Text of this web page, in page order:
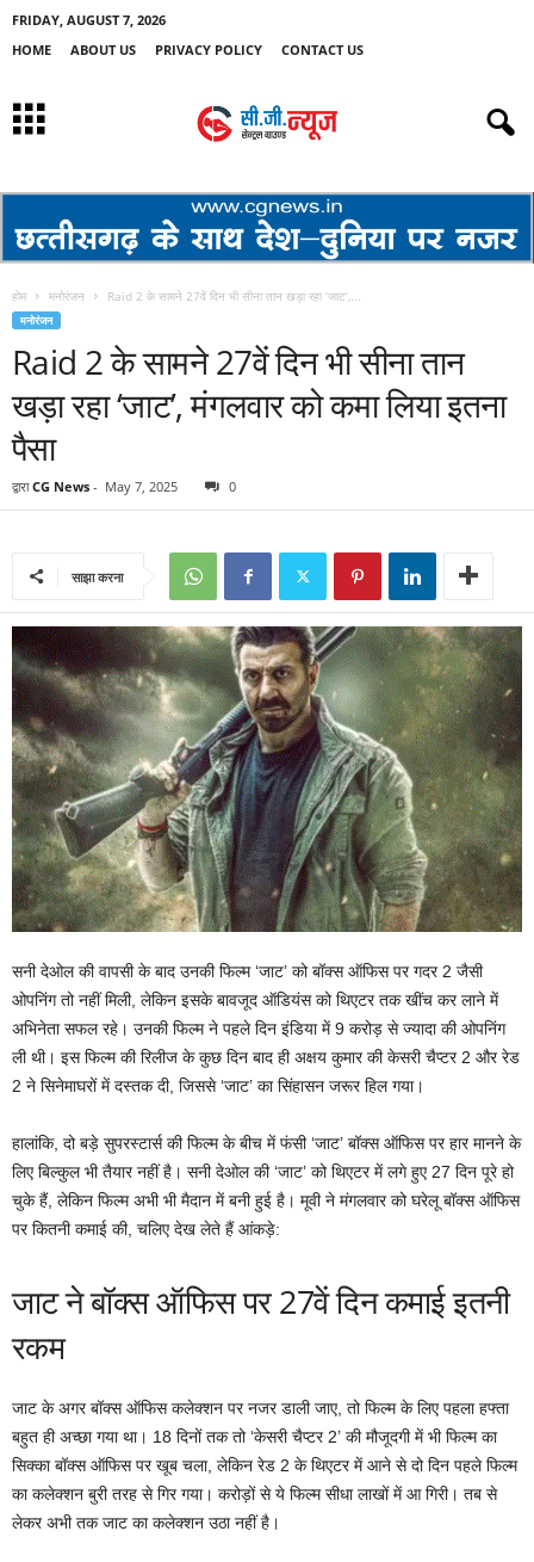
FRIDAY, AUGUST 7, 2026
HOME
ABOUT US PRIVACY POLICY CONTACT US
होम मनोरंजन Raid 2 के सामने 27वें दिन भी सीना तान खड़ा रहा ‘जाट’,...
मनोरंजन
Raid 2 के सामने 27वें दिन भी सीना तान
खड़ा रहा ‘जाट’, मंगलवार को कमा लिया इतना
पैसा
द्वारा CG News - May 7, 2025 0
साझा करना
सनी देओल की वापसी के बाद उनकी फिल्म ‘जाट’ को बॉक्स ऑफिस पर गदर 2 जैसी
ओपनिंग तो नहीं मिली, लेकिन इसके बावजूद ऑडियंस को थिएटर तक खींच कर लाने में
अभिनेता सफल रहे। उनकी फिल्म ने पहले दिन इंडिया में 9 करोड़ से ज्यादा की ओपनिंग
ली थी। इस फिल्म की रिलीज के कुछ दिन बाद ही अक्षय कुमार की केसरी चैप्टर 2 और रेड
2 ने सिनेमाघरों में दस्तक दी, जिससे ‘जाट’ का सिंहासन जरूर हिल गया।
हालांकि, दो बड़े सुपरस्टार्स की फिल्म के बीच में फंसी ‘जाट’ बॉक्स ऑफिस पर हार मानने के
लिए बिल्कुल भी तैयार नहीं है। सनी देओल की ‘जाट’ को थिएटर में लगे हुए 27 दिन पूरे हो
चुके हैं, लेकिन फिल्म अभी भी मैदान में बनी हुई है। मूवी ने मंगलवार को घरेलू बॉक्स ऑफिस
पर कितनी कमाई की, चलिए देख लेते हैं आंकड़े:
जाट ने बॉक्स ऑफिस पर 27वें दिन कमाई इतनी
रकम
जाट के अगर बॉक्स ऑफिस कलेक्शन पर नजर डाली जाए, तो फिल्म के लिए पहला हफ्ता
बहुत ही अच्छा गया था। 18 दिनों तक तो ‘केसरी चैप्टर 2’ की मौजूदगी में भी फिल्म का
सिक्का बॉक्स ऑफिस पर खूब चला, लेकिन रेड 2 के थिएटर में आने से दो दिन पहले फिल्म
का कलेक्शन बुरी तरह से गिर गया। करोड़ों से ये फिल्म सीधा लाखों में आ गिरी। तब से
लेकर अभी तक जाट का कलेक्शन उठा नहीं है।